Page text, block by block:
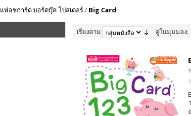
แฟลชการ์ด บอร์ดบุ๊ค โปสเตอร์/ Big Card
เรียงตาม ดูในมุมมอง: